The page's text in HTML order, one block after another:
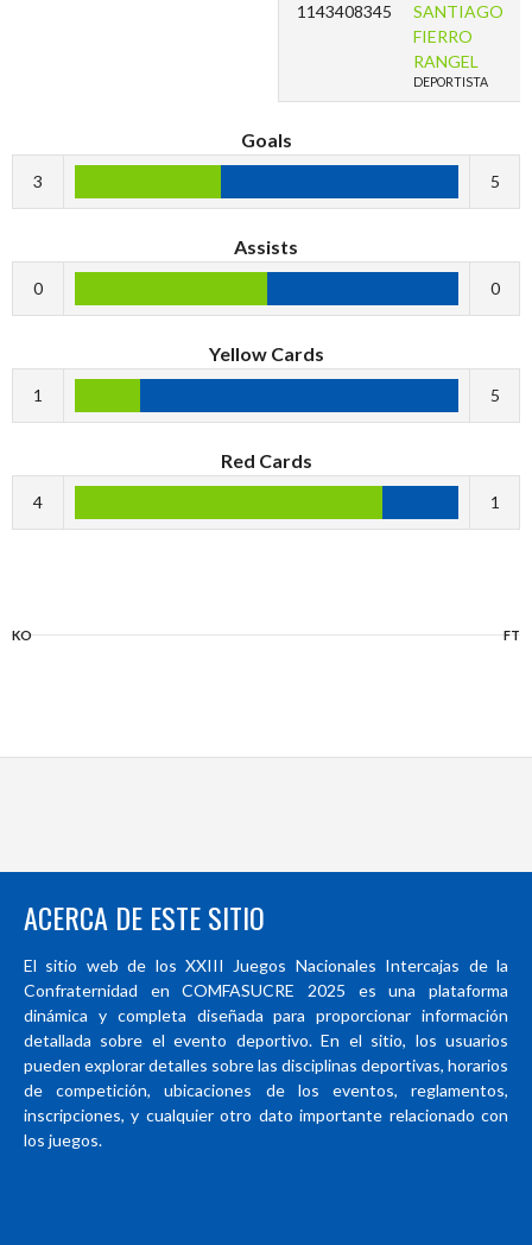
1143408345
SANTIAGO
FIERRO
RANGEL
DEPORTISTA
Goals
3 5
Assists
0 0
Yellow Cards
1 5
Red Cards
4 1
KO FT
ACERCA DE ESTE SITIO
El sitio web de los XXIII Juegos Nacionales Intercajas de la
Confraternidad en COMFASUCRE 2025 es una plataforma
dinámica y completa diseñada para proporcionar información
detallada sobre el evento deportivo. En el sitio, los usuarios
pueden explorar detalles sobre las disciplinas deportivas, horarios
de competición, ubicaciones de los eventos, reglamentos,
inscripciones, y cualquier otro dato importante relacionado con
los juegos.